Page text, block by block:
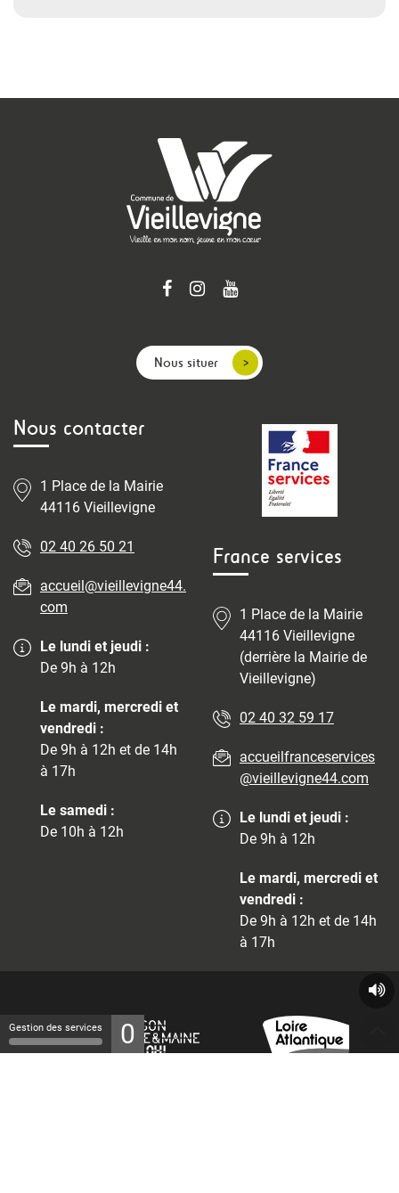
Nous situer
Nous contacter
1 Place de la Mairie
44116 Vieillevigne
02 40 26 50 21
accueil@vieillevigne44.
com
Le lundi et jeudi :
De 9h à 12h
Le mardi, mercredi et
vendredi :
De 9h à 12h et de 14h
à 17h
Le samedi :
De 10h à 12h
France services
1 Place de la Mairie
44116 Vieillevigne
(derrière la Mairie de
Vieillevigne)
02 40 32 59 17
accueilfranceservices
@vieillevigne44.com
Le lundi et jeudi :
De 9h à 12h
Le mardi, mercredi et
vendredi :
De 9h à 12h et de 14h
à 17h
Gestion des services 0